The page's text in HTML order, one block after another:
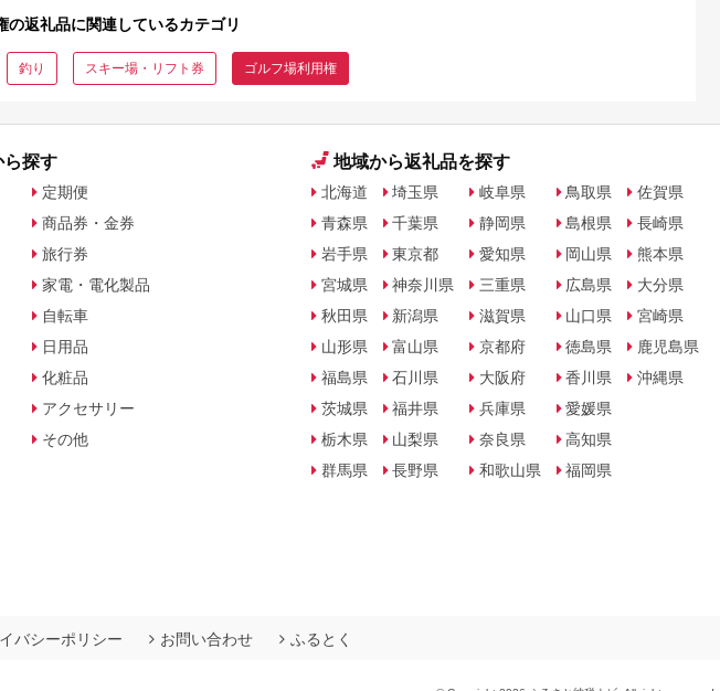
の返礼品に関連しているカテゴリ
釣り スキー場・リフト券 ゴルフ場利用権
ら探す
定期便
商品券・金券
旅行券
家電・電化製品
自転車
日用品
化粧品
アクセサリー
その他
地域から返礼品を探す
北海道
青森県
岩手県
宮城県
秋田県
山形県
福島県
茨城県
栃木県
群馬県
埼玉県
千葉県
東京都
神奈川県
新潟県
富山県
石川県
福井県
山梨県
長野県
岐阜県
静岡県
愛知県
三重県
滋賀県
京都府
大阪府
兵庫県
奈良県
和歌山県
鳥取県
島根県
岡山県
広島県
山口県
徳島県
香川県
愛媛県
高知県
福岡県
佐賀県
長崎県
熊本県
大分県
宮崎県
鹿児島県
沖縄県
バシーポリシー お問い合わせ ふるとく